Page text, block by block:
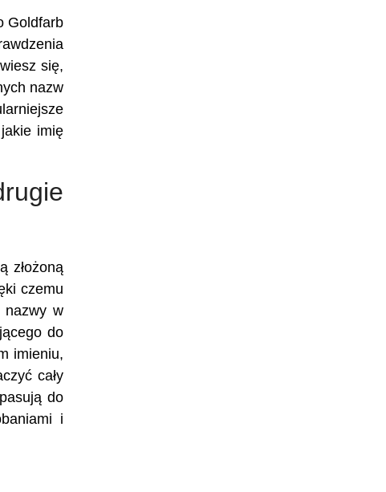
Goldfarb
się,
nazw
imię
złożoną
czemu
nazwy w
do
imieniu,
cały
do
i